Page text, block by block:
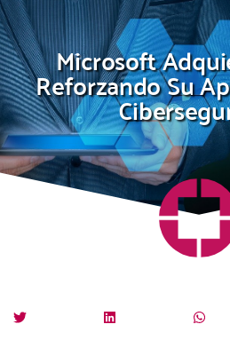
Microsoft
Reforzando Su